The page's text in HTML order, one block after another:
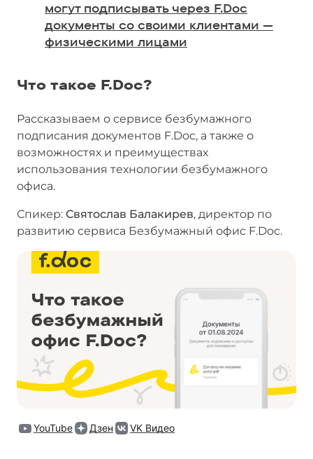
могут подписывать через F.Doc
документы со своими клиентами —
физическими лицами
Что такое F.Doc?
Рассказываем о сервисе безбумажного
подписания документов F.Doc, а также о
возможностях и преимуществах
использования технологии безбумажного
офиса.
Спикер: Святослав Балакирев, директор по
развитию сервиса Безбумажный офис F.Doc.
YouTube Дзен VK Видео